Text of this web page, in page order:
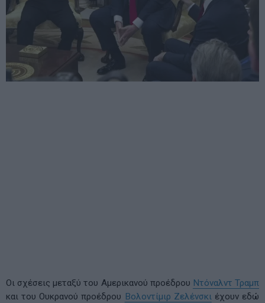
Οι σχέσεις μεταξύ του Αμερικανού προέδρου Ντόναλντ Τραμπ
και του Ουκρανού προέδρου Βολοντίμιρ Ζελένσκιέχουν εδώ